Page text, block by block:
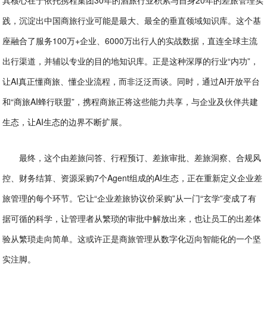
践，沉淀出中国商旅行业可能是最大、最全的垂直领域知识库。这个基
座融合了服务100万+企业、6000万出行人的实战数据，直连全球主流
出行渠道，并辅以专业的目的地知识库。正是这种深厚的行业“内功”，
让AI真正懂商旅、懂企业流程，而非泛泛而谈。同时，通过AI开放平台
和“商旅AI蜂行联盟”，携程商旅正将这些能力共享，与企业及伙伴共建
生态，让AI生态的边界不断扩展。
最终，这个由差旅问答、行程预订、差旅审批、差旅洞察、合规风
控、财务结算、资源采购7个Agent组成的AI生态，正在重新定义企业差
旅管理的每个环节。它让“企业差旅协议价采购”从一门“玄学”变成了有
据可循的科学，让管理者从繁琐的审批中解放出来，也让员工的出差体
验从繁琐走向简单。这或许正是商旅管理从数字化迈向智能化的一个坚
实注脚。